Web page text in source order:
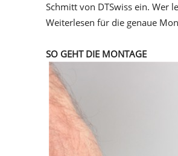
Schmitt von DTSwiss ein. Wer
Weiterlesen für die genaue
SO GEHT DIE MONTAGE